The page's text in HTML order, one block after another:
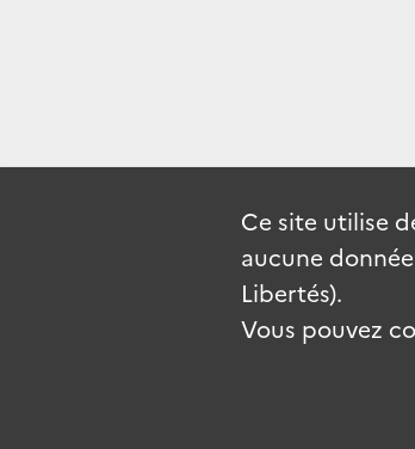
Ce site utilise
aucune
Libertés).
Vous pouvez